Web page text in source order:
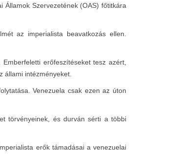
Államok Szervezetének (OAS) főtitkára
az imperialista beavatkozás ellen.
erőfeszítéseket tesz azért,
állami intézményeket.
Venezuela csak ezen az úton
törvényeinek, és durván sérti a többi
erők támadásai a venezuelai